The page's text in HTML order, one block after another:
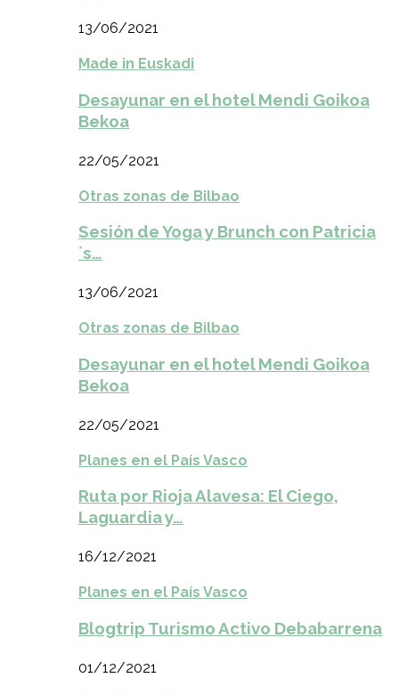
13/06/2021
Made in Euskadi
Desayunar en el hotel Mendi Goikoa
Bekoa
22/05/2021
Otras zonas de Bilbao
Sesión de Yoga y Brunch con Patricia
´s…
13/06/2021
Otras zonas de Bilbao
Desayunar en el hotel Mendi Goikoa
Bekoa
22/05/2021
Planes en el País Vasco
Ruta por Rioja Alavesa: El Ciego,
Laguardia y…
16/12/2021
Planes en el País Vasco
Blogtrip Turismo Activo Debabarrena
01/12/2021